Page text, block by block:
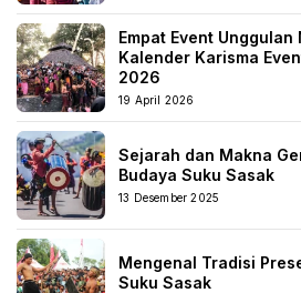
Empat Event Unggulan
Kalender Karisma
2026
19 April 2026
Sejarah dan Makna
Budaya Suku Sasak
13 Desember 2025
Mengenal Tradisi
Suku Sasak